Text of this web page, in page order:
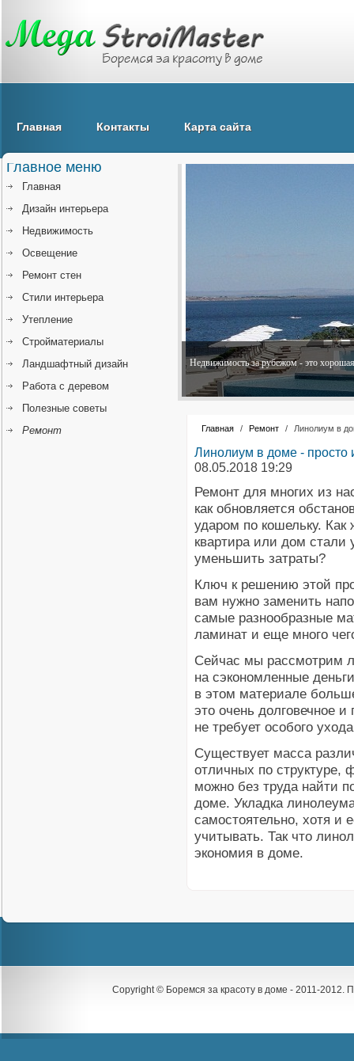
Главная Контакты Карта сайта
Недвижимость за рубежом - это
Главная / Ремонт / Линолиум в
Линолиум в доме - просто
08.05.2018 19:29
Ремонт для многих из
как обновляется
ударом по кошельку.
квартира или дом
уменьшить затраты?
Ключ к решению этой
вам нужно заменить
самые разнообразные
ламинат и еще много
Сейчас мы рассмотрим
на сэкономленные
в этом материале
это очень долговечное и
не требует особого
Существует масса
отличных по структуре,
можно без труда найти
доме. Укладка
самостоятельно, хотя и
учитывать. Так что
экономия в доме.
Главное меню
Главная
Дизайн интерьера
Недвижимость
Освещение
Ремонт стен
Стили интерьера
Утепление
Стройматериалы
Ландшафтный дизайн
Работа с деревом
Полезные советы
Ремонт
Copyright © Боремся за красоту в доме - 2011-2012.